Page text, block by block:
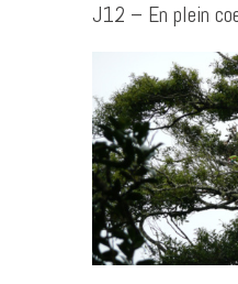
J12 – En plein